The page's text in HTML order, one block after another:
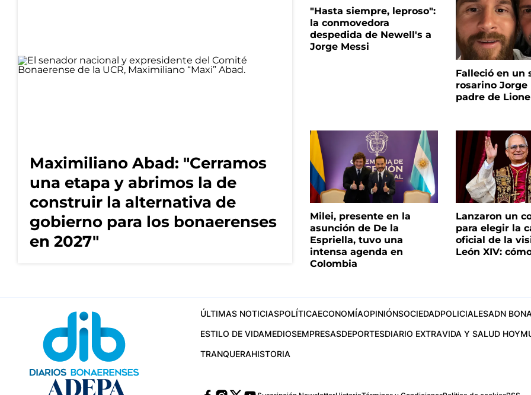
Maximiliano Abad: "Cerramos
una etapa y abrimos la de
construir la alternativa de
gobierno para los bonaerenses
en 2027"
"Hasta siempre, leproso":
la conmovedora
despedida de Newell's a
Jorge Messi
Falleció en un
rosarino Jorge
padre de
Milei, presente en la
asunción de De la
Espriella, tuvo una
intensa agenda en
Colombia
Lanzaron un
para elegir la
oficial de la
León XIV:
ÚLTIMAS NOTICIASPOLÍTICAECONOMÍAOPINIÓNSOCIEDADPOLICIALESADN
ESTILO DE VIDAMEDIOSEMPRESASDEPORTESDIARIO EXTRAVIDA Y SALUD HOY
TRANQUERAHISTORIA